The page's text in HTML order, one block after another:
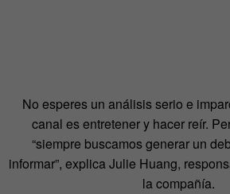
No esperes un análisis serio e
canal es entretener y hacer reír.
“siempre buscamos generar un
informar”, explica Julie Huang,
la compañía.